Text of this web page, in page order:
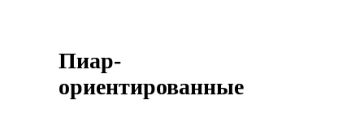
Пиар-
ориентированные